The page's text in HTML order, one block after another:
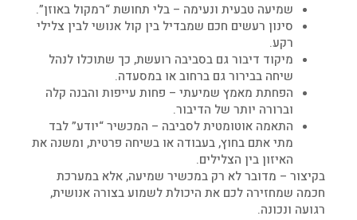
שמיעה טבעית ונעימה – בלי תחושת “רמקול באוזן”.
סינון רעשים חכם שמבדיל בין קול אנושי לבין צלילי
רקע.
מיקוד דיבור גם בסביבה רועשת, כך שתוכלו לנהל
שיחה בבירור גם ברחוב או במסעדה.
הפחתת מאמץ שמיעתי – פחות עייפות והבנה קלה
וברורה יותר של הדיבור.
התאמה אוטומטית לסביבה – המכשיר “יודע” לבד
מתי אתם בחוץ, בעבודה או בשיחה פרטית, ומשנה את
האיזון בין הצלילים.
בקיצור – מדובר לא רק במכשיר שמיעה, אלא במערכת
חכמה שמחזירה לכם את היכולת לשמוע בצורה אנושית,
רגועה ונכונה.